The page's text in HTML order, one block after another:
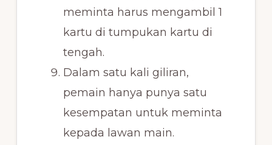
meminta harus mengambil 1
kartu di tumpukan kartu di
tengah.
Dalam satu kali giliran,
pemain hanya punya satu
kesempatan untuk meminta
kepada lawan main.